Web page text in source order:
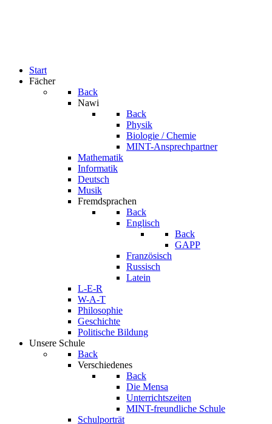
Start
Fächer
Back
Nawi
Back
Physik
Biologie / Chemie
MINT-Ansprechpartner
Mathematik
Informatik
Deutsch
Musik
Fremdsprachen
Back
Englisch
Back
GAPP
Französisch
Russisch
Latein
L-E-R
W-A-T
Philosophie
Geschichte
Politische Bildung
Unsere Schule
Back
Verschiedenes
Back
Die Mensa
Unterrichtszeiten
MINT-freundliche Schule
Schulporträt